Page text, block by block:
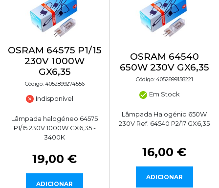
OSRAM 64575 P1/15
230V 1000W
GX6,35
Código: 4052899274556
Indisponível
Lâmpada halogéneo 64575
P1/15 230V 1000W GX6,35 -
3400K
19,00 €
ADICIONAR
OSRAM 64540
650W 230V GX6,35
Código: 4052899158221
Em Stock
Lâmpada Halogénio 650W
230V Ref. 64540 P2/17 GX6,35
16,00 €
ADICIONAR